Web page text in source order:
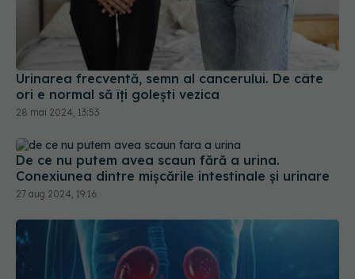
Urinarea frecventă, semn al cancerului. De câte
ori e normal să îți golești vezica
28 mai 2024, 13:53
De ce nu putem avea scaun fără a urina.
Conexiunea dintre mișcările intestinale și urinare
27 aug 2024, 19:16